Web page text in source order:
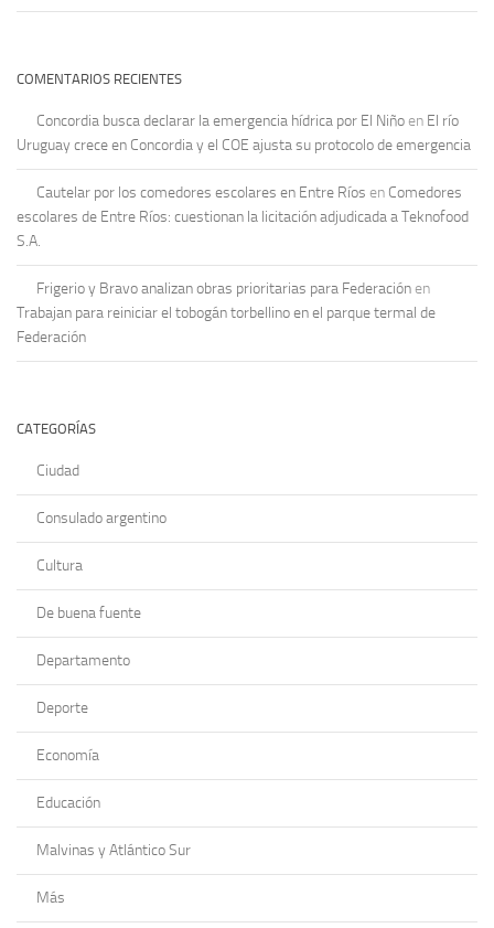
COMENTARIOS RECIENTES
Concordia busca declarar la emergencia hídrica por El Niño en El río
Uruguay crece en Concordia y el COE ajusta su protocolo de emergencia
Cautelar por los comedores escolares en Entre Ríos en Comedores
escolares de Entre Ríos: cuestionan la licitación adjudicada a Teknofood
S.A.
Frigerio y Bravo analizan obras prioritarias para Federación en
Trabajan para reiniciar el tobogán torbellino en el parque termal de
Federación
CATEGORÍAS
Ciudad
Consulado argentino
Cultura
De buena fuente
Departamento
Deporte
Economía
Educación
Malvinas y Atlántico Sur
Más